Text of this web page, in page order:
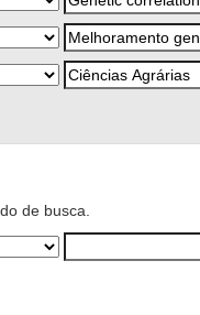
de busca.